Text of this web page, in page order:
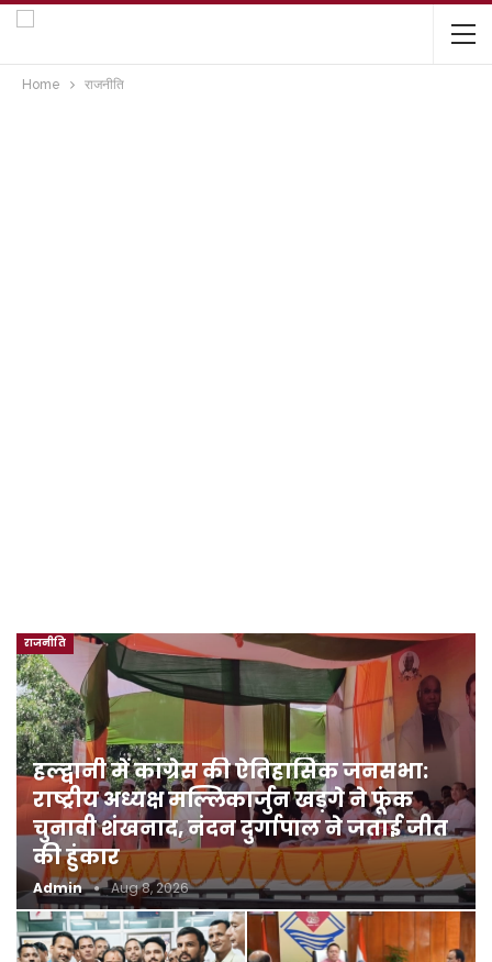
Home राजनीति
राजनीति
हल्द्वानी में कांग्रेस की ऐतिहासिक जनसभा:
राष्ट्रीय अध्यक्ष मल्लिकार्जुन खड़गे ने फूंक
चुनावी शंखनाद, नंदन दुर्गापाल ने जताई जीत
की हुंकार
Admin Aug 8, 2026